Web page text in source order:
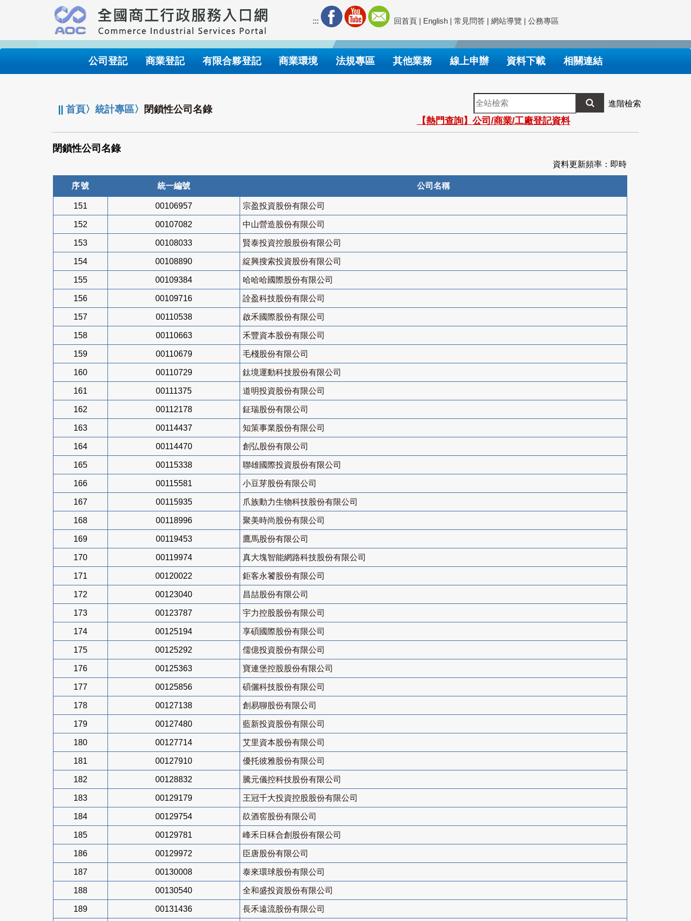
要
內
::: 回首頁 | English | 常見問答 | 網站導覽 | 公務專區
公司登記 商業登記 有限合夥登記 商業環境 法規專區 其他業務 線上申辦 資料下載 相關連結
||首頁〉統計專區〉 閉鎖性公司名錄
全
站
檢
索
進階檢索
【熱門查詢】公司/商業/工廠登記資料
閉鎖性公司名錄
資料更新頻率：即時
序號 統一編號 公司名稱
151 00106957 宗盈投資股份有限公司
152 00107082 中山營造股份有限公司
153 00108033 賢泰投資控股股份有限公司
154 00108890 綻興搜索投資股份有限公司
155 00109384 哈哈哈國際股份有限公司
156 00109716 詮盈科技股份有限公司
157 00110538 啟禾國際股份有限公司
158 00110663 禾豐資本股份有限公司
159 00110679 毛棧股份有限公司
160 00110729 鈦境運動科技股份有限公司
161 00111375 道明投資股份有限公司
162 00112178 鉦瑞股份有限公司
163 00114437 知策事業股份有限公司
164 00114470 創弘股份有限公司
165 00115338 聯雄國際投資股份有限公司
166 00115581 小豆芽股份有限公司
167 00115935 爪族動力生物科技股份有限公司
168 00118996 聚美時尚股份有限公司
169 00119453 鷹馬股份有限公司
170 00119974 真大塊智能網路科技股份有限公司
171 00120022 鉅客永饕股份有限公司
172 00123040 昌喆股份有限公司
173 00123787 宇力控股股份有限公司
174 00125194 享碩國際股份有限公司
175 00125292 儒億投資股份有限公司
176 00125363 寶連堡控股股份有限公司
177 00125856 碩儷科技股份有限公司
178 00127138 創易聊股份有限公司
179 00127480 藍新投資股份有限公司
180 00127714 艾里資本股份有限公司
181 00127910 優托彼雅股份有限公司
182 00128832 騰元儀控科技股份有限公司
183 00129179 王冠千大投資控股股份有限公司
184 00129754 镹酒窖股份有限公司
185 00129781 峰禾日秝合創股份有限公司
186 00129972 臣唐股份有限公司
187 00130008 泰來環球股份有限公司
188 00130540 全和盛投資股份有限公司
189 00131436 長禾遠流股份有限公司